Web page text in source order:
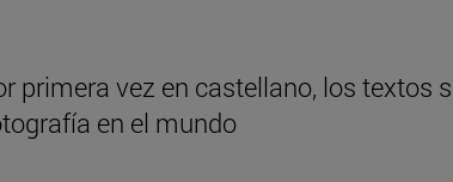
primera vez en castellano, los textos
en el mundo